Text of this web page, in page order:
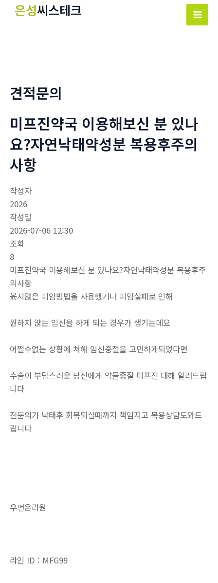
은성씨스테크
Main
견적문의
미프진약국 이용해보신 분 있나
요?자연낙태약성분 복용후주의
사항
작성자
2026
작성일
2026-07-06 12:30
조회
8
미프진약국 이용해보신 분 있나요?자연낙태약성분 복용후주
의사항
옳지않은 피임방법을 사용했거나 피임실패로 인해
원하지 않는 임신을 하게 되는 경우가 생기는데요
어쩔수없는 상황에 처해 임신중절을 고민하게되었다면
수술이 부담스러운 당신에게 약물중절 미프진 대해 알려드립
니다
전문의가 낙태후 회복되실때까지 책임지고 복용상담도와드
립니다
우먼온리원
라인 ID : MFG99